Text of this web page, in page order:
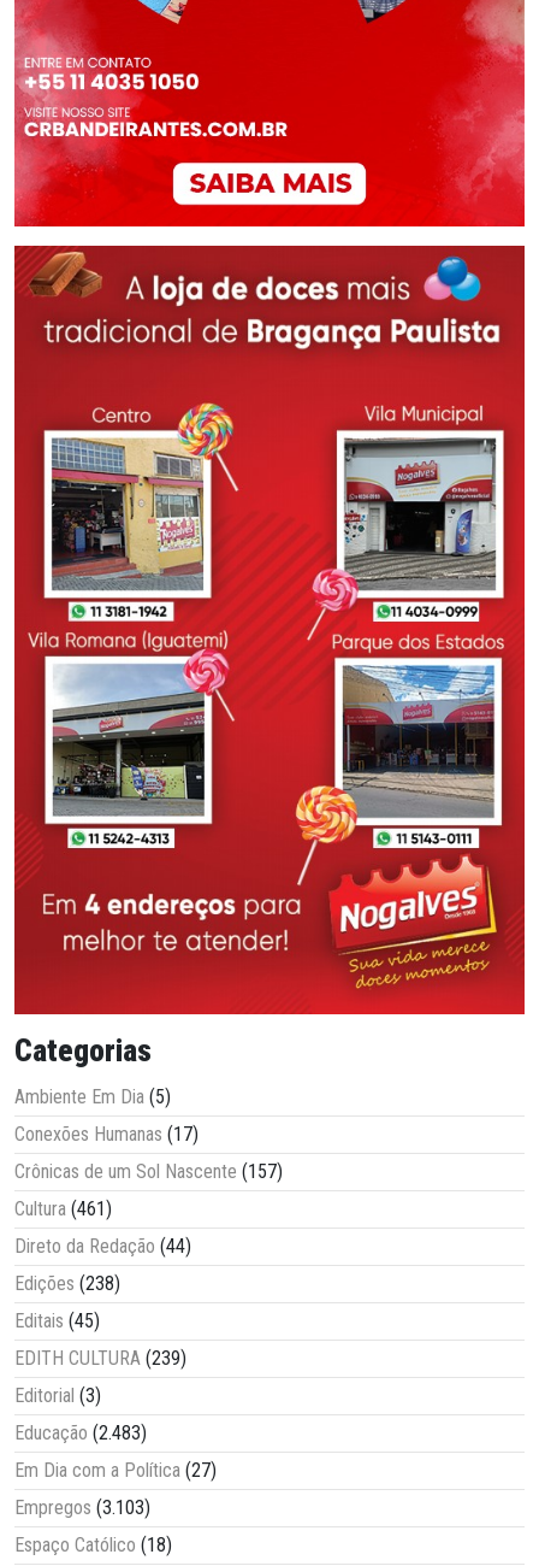
Categorias
Ambiente Em Dia (5)
Conexões Humanas (17)
Crônicas de um Sol Nascente (157)
Cultura (461)
Direto da Redação (44)
Edições (238)
Editais (45)
EDITH CULTURA (239)
Editorial (3)
Educação (2.483)
Em Dia com a Política (27)
Empregos (3.103)
Espaço Católico (18)